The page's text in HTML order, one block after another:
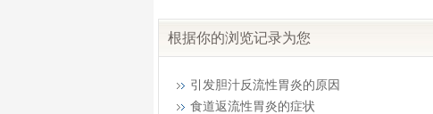
根据你的浏览记录为您
引发胆汁反流性胃炎的原因
食道返流性胃炎的症状